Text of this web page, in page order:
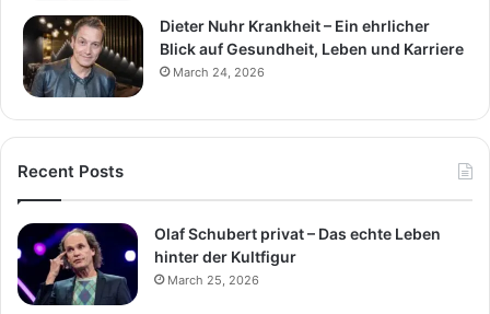
Dieter Nuhr Krankheit – Ein ehrlicher
Blick auf Gesundheit, Leben und Karriere
March 24, 2026
Recent Posts
Olaf Schubert privat – Das echte Leben
hinter der Kultfigur
March 25, 2026